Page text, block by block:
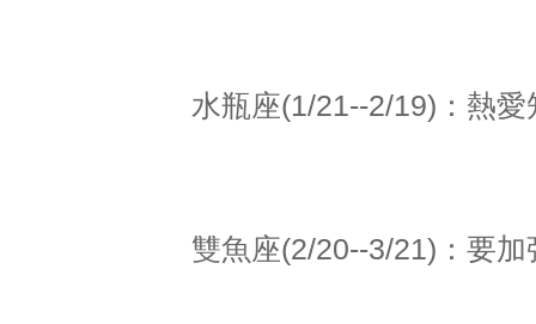
水瓶座(1/21--2/19)：熱
雙魚座(2/20--3/21)：要